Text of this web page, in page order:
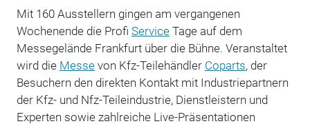
Mit 160 Ausstellern gingen am vergangenen
Wochenende die Profi ServiceTage auf dem
Messegelände Frankfurt über die Bühne. Veranstaltet
wird die Messevon Kfz-Teilehändler Coparts, der
Besuchern den direkten Kontakt mit Industriepartnern
der Kfz- und Nfz-Teileindustrie, Dienstleistern und
Experten sowie zahlreiche Live-Präsentationen